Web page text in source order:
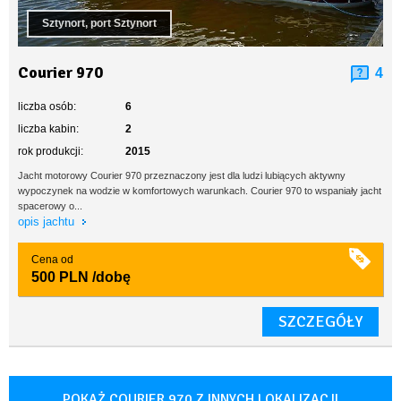
Sztynort, port Sztynort
Courier 970 4
liczba osób:
6
liczba kabin:
2
rok produkcji:
2015
Jacht motorowy Courier 970 przeznaczony jest dla ludzi lubiących aktywny
wypoczynek na wodzie w komfortowych warunkach. Courier 970 to wspaniały jacht
spacerowy o...
opis jachtu
Cena od
500 PLN /dobę
SZCZEGÓŁY